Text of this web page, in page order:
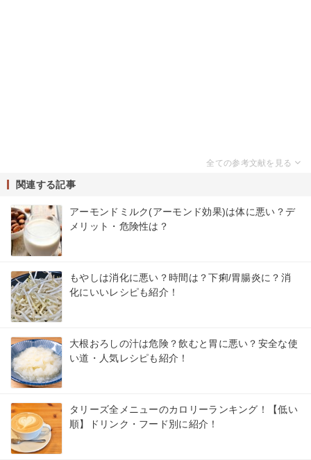
関連する記事
アーモンドミルク(アーモンド効果)は体に悪い？デ
メリット・危険性は？
もやしは消化に悪い？時間は？下痢/胃腸炎に？消
化にいいレシピも紹介！
大根おろしの汁は危険？飲むと胃に悪い？安全な使
い道・人気レシピも紹介！
タリーズ全メニューのカロリーランキング！【低い
順】ドリンク・フード別に紹介！